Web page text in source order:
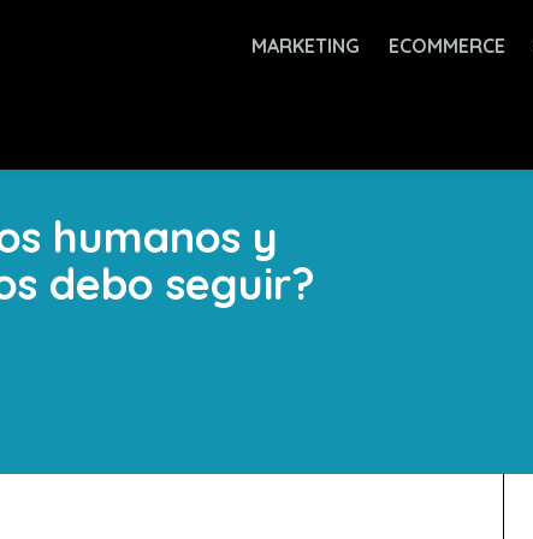
MARKETING ECOMMERCE
humanos y
debo seguir?